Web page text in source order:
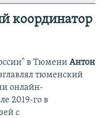
координатор
в ТюмениАнтон
тюменский
онлайн-
2019-го в
с